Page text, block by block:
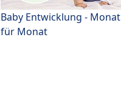
Baby Entwicklung - Monat
für Monat